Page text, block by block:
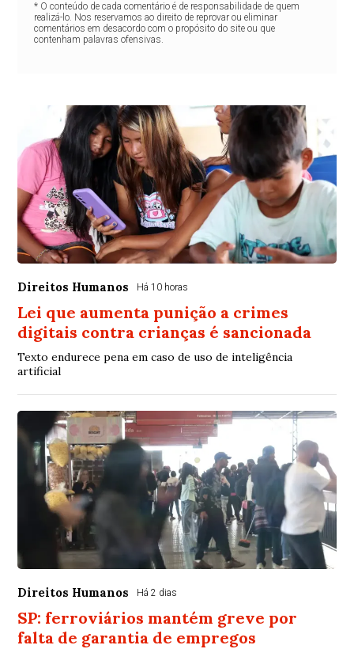
* O conteúdo de cada comentário é de responsabilidade de quem
realizá-lo. Nos reservamos ao direito de reprovar ou eliminar
comentários em desacordo com o propósito do site ou que
contenham palavras ofensivas.
Direitos Humanos Há 10 horas
Lei que aumenta punição a crimes
digitais contra crianças é sancionada
Texto endurece pena em caso de uso de inteligência
artificial
Direitos Humanos Há 2 dias
SP: ferroviários mantém greve por
falta de garantia de empregos